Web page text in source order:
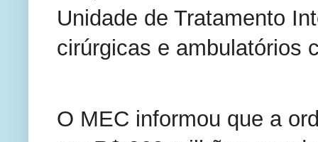
Unidade de Tratamento
cirúrgicas e ambulatórios
O MEC informou que a